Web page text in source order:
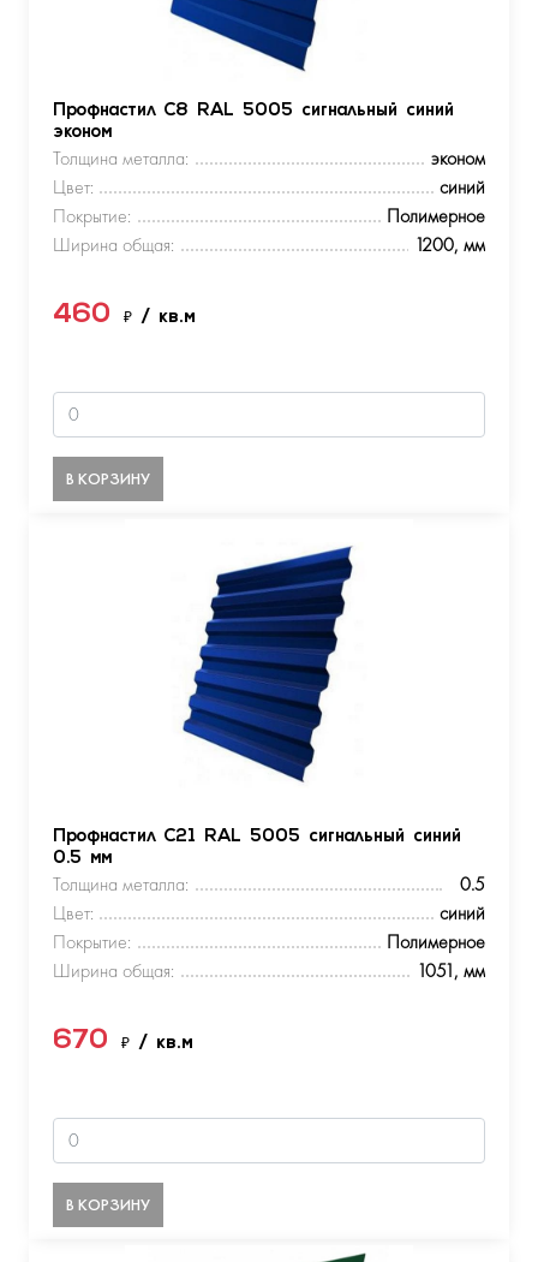
Профнастил С8 RAL 5005 сигнальный синий
эконом
Толщина металла:
эконом
Цвет:
синий
Покрытие:
Полимерное
Ширина общая:
1200, мм
460 ₽ / кв.м
В КОРЗИНУ
Профнастил С21 RAL 5005 сигнальный синий
0.5 мм
Толщина металла:
0.5
Цвет:
синий
Покрытие:
Полимерное
Ширина общая:
1051, мм
670 ₽ / кв.м
В КОРЗИНУ